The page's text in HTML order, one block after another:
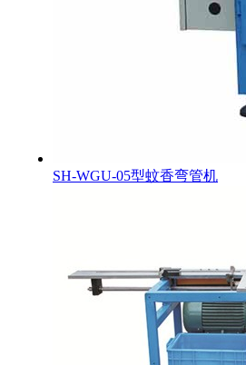
SH-WGU-05型蚊香弯管机